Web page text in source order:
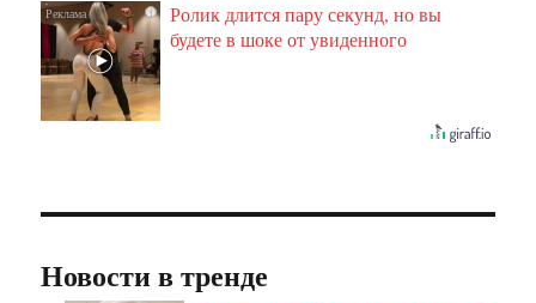
i
Ролик длится пару секунд, но вы
будете в шоке от увиденного
Новости в тренде